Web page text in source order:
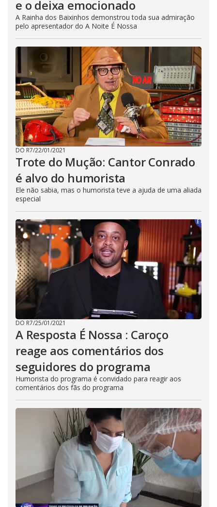
e o deixa emocionado
A Rainha dos Baixinhos demonstrou toda sua admiração
pelo apresentador do A Noite É Nossa
DO R7/22/01/2021
Trote do Mução: Cantor Conrado
é alvo do humorista
Ele não sabia, mas o humorista teve a ajuda de uma aliada
especial
DO R7/25/01/2021
A Resposta É Nossa : Caroço
reage aos comentários dos
seguidores do programa
Humorista do programa é convidado para reagir aos
comentários dos fãs do programa